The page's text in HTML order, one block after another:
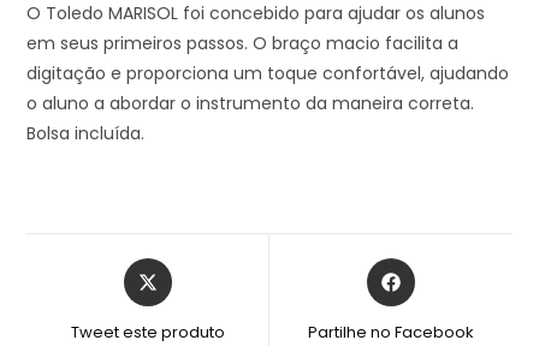
O Toledo MARISOL foi concebido para ajudar os alunos
em seus primeiros passos. O braço macio facilita a
digitação e proporciona um toque confortável, ajudando
o aluno a abordar o instrumento da maneira correta.
Bolsa incluída.
Tweet este produto Partilhe no Facebook